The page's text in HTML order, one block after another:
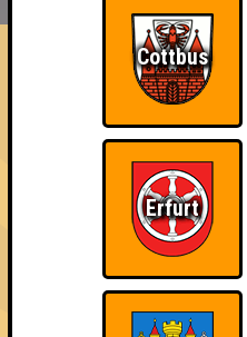
FAQ
Schlaufrosch
Errungenschaften
Kleiner Hinweis: bei uns sind
verlieren, trotzdem auf dem
schließlich verdient!
Errungenschaften für den 1.
Cottbus
Erfurt